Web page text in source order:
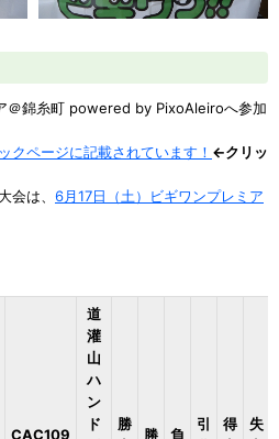
＠錦糸町 powered by PixoAleiroへ参加
クページに記載されています！ ←クリッ
会は、 6月17日（土）ビギワンプレミア
CAC109
道
灌
山
ハ
ン
ド
勝
勝 負
引
得
失